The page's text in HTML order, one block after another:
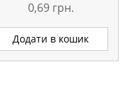
0,69 грн.
Додати в кошик